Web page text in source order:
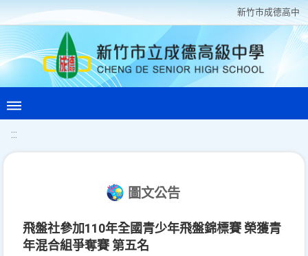
新竹巿成德高中
:::
圖文公告
飛盤社參加110年全國青少年飛盤錦標賽 榮獲青
年混合組爭奪賽 第五名